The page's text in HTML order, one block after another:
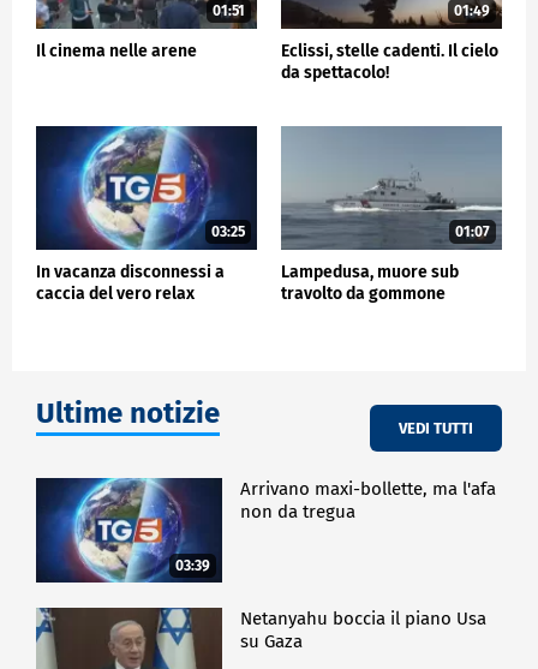
01:51
Il cinema nelle arene
01:49
Eclissi, stelle cadenti. Il cielo
da spettacolo!
03:25
In vacanza disconnessi a
caccia del vero relax
01:07
Lampedusa, muore sub
travolto da gommone
Ultime notizie VEDI TUTTI
03:39
Arrivano maxi-bollette, ma l'afa
non da tregua
Netanyahu boccia il piano Usa
su Gaza